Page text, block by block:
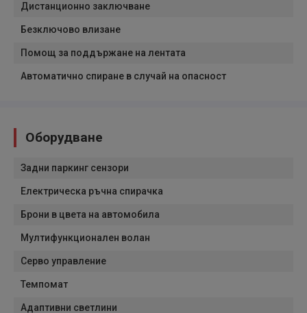
Дистанционно заключване
Безключово влизане
Помощ за поддържане на лентата
Автоматично спиране в случай на опасност
Оборудване
Задни паркинг сензори
Електрическа ръчна спирачка
Брони в цвета на автомобила
Мултифункционален волан
Серво управление
Темпомат
Адаптивни светлини